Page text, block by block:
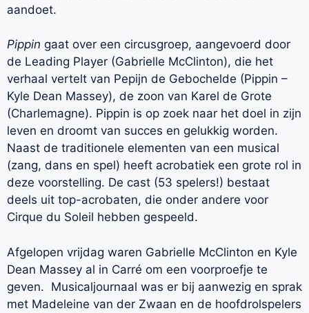
aandoet.
Pippin gaat over een circusgroep, aangevoerd door
de Leading Player (Gabrielle McClinton), die het
verhaal vertelt van Pepijn de Gebochelde (Pippin –
Kyle Dean Massey), de zoon van Karel de Grote
(Charlemagne). Pippin is op zoek naar het doel in zijn
leven en droomt van succes en gelukkig worden.
Naast de traditionele elementen van een musical
(zang, dans en spel) heeft acrobatiek een grote rol in
deze voorstelling. De cast (53 spelers!) bestaat
deels uit top-acrobaten, die onder andere voor
Cirque du Soleil hebben gespeeld.
Afgelopen vrijdag waren Gabrielle McClinton en Kyle
Dean Massey al in Carré om een voorproefje te
geven. Musicaljournaal was er bij aanwezig en sprak
met Madeleine van der Zwaan en de hoofdrolspelers